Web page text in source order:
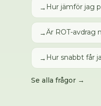
→ Hur jämför jag
→Är ROT-avdrag
→ Hur snabbt får
Se alla frågor →